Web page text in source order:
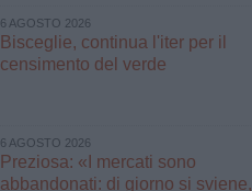
6 AGOSTO 2026
Bisceglie, continua l'iter per il
censimento del verde
6 AGOSTO 2026
Preziosa: «I mercati sono
abbandonati: di giorno si sviene,